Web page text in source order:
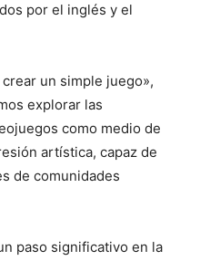
por el inglés y el
un simple juego»,
explorar las
como medio de
artística, capaz de
de comunidades
paso significativo en la